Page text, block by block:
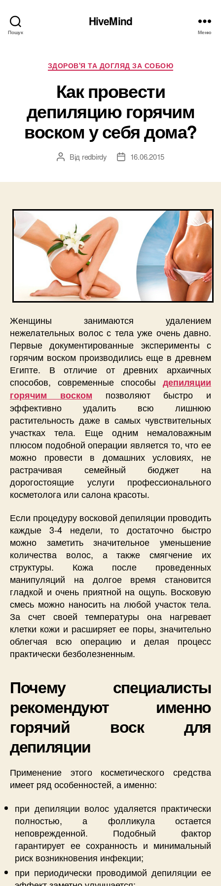
Пошук
HiveMind
Меню
Категорії
ЗДОРОВ'Я ТА ДОГЛЯД ЗА СОБОЮ
Как провести
депиляцию горячим
воском у себя дома?
Автор
Від redbirdy
Дата16.06.2015
Женщины занимаются удалением
нежелательных волос с тела уже очень давно.
Первые документированные эксперименты с
горячим воском производились еще в древнем
Египте. В отличие от древних архаичных
способов, современные способы депиляции
горячим воском позволяют быстро и
эффективно удалить всю лишнюю
растительность даже в самых чувствительных
участках тела. Еще одним немаловажным
плюсом подобной операции является то, что ее
можно провести в домашних условиях, не
растрачивая семейный бюджет на
дорогостоящие услуги профессионального
косметолога или салона красоты.
Если процедуру восковой депиляции проводить
каждые 3-4 недели, то достаточно быстро
можно заметить значительное уменьшение
количества волос, а также смягчение их
структуры. Кожа после проведенных
манипуляций на долгое время становится
гладкой и очень приятной на ощупь. Восковую
смесь можно наносить на любой участок тела.
За счет своей температуры она нагревает
клетки кожи и расширяет ее поры, значительно
облегчая всю операцию и делая процесс
практически безболезненным.
Почему специалисты
рекомендуют именно
горячий воск для
депиляции
Применение этого косметического средства
имеет ряд особенностей, а именно:
при депиляции волос удаляется практически
полностью, а фолликула остается
неповрежденной. Подобный фактор
гарантирует ее сохранность и минимальный
риск возникновения инфекции;
при периодически проводимой депиляции ее